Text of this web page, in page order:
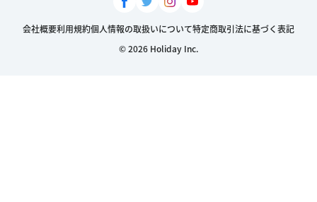
会社概要利用規約個人情報の取扱いについて特定商取引法に基づく表記
© 2026 Holiday Inc.